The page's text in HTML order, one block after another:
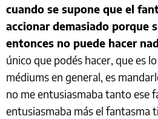
cuando se supone que el
accionar demasiado porque
entonces no puede hacer
único que podés hacer, que es
médiums en general, es
no me entusiasmaba tanto ese
entusiasmaba más el fantasma